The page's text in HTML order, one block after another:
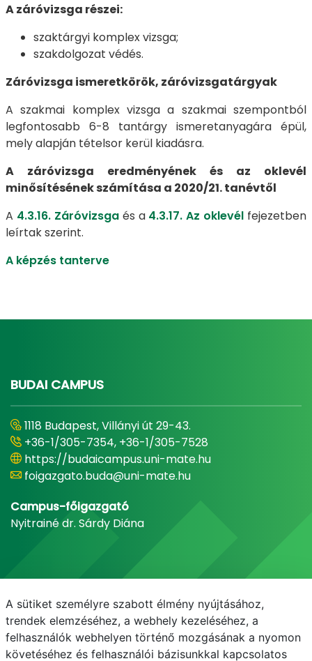
A záróvizsga részei:
szaktárgyi komplex vizsga;
szakdolgozat védés.
Záróvizsga ismeretkörök, záróvizsgatárgyak
A szakmai komplex vizsga a szakmai szempontból
legfontosabb 6-8 tantárgy ismeretanyagára épül,
mely alapján tételsor kerül kiadásra.
A záróvizsga eredményének és az oklevél
minősítésének számítása a 2020/21. tanévtől
A 4.3.16. Záróvizsgaés a 4.3.17. Az oklevél fejezetben
leírtak szerint.
A képzés tanterve
BUDAI CAMPUS
1118 Budapest, Villányi út 29-43.
+36-1/305-7354, +36-1/305-7528
https://budaicampus.uni-mate.hu
foigazgato.buda@uni-mate.hu
Campus-főigazgató
Nyitrainé dr. Sárdy Diána
A sütiket személyre szabott élmény nyújtásához,
trendek elemzéséhez, a webhely kezeléséhez, a
felhasználók webhelyen történő mozgásának a nyomon
követéséhez és felhasználói bázisunkkal kapcsolatos